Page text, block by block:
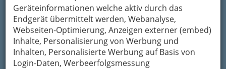
Geräteinformationen welche aktiv durch das
Endgerät übermittelt werden, Webanalyse,
Webseiten-Optimierung, Anzeigen externer (embed)
Inhalte, Personalisierung von Werbung und
Inhalten, Personalisierte Werbung auf Basis von
Login-Daten, Werbeerfolgsmessung
Meine Email Adresse
Mein Betreff